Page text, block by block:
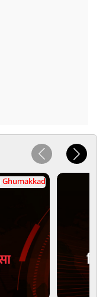
Ghumakkad